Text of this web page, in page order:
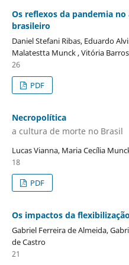
Os reflexos da pandemia
brasileiro
Daniel Stefani Ribas, Eduardo
Malatestta Munck , Vitória
26
PDF
Necropolítica
a cultura de morte no Brasil
Lucas Vianna, Maria Cecília
18
PDF
Os impactos da
Gabriel Ferreira de Almeida,
de Castro
21